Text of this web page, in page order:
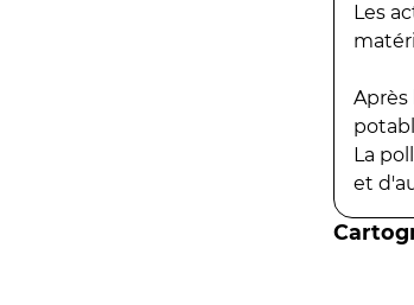
Les
Après
La
et